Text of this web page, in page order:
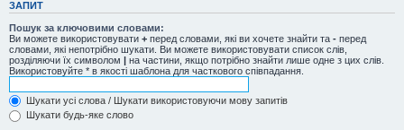
ЗАПИТ
Пошук за ключовими словами:
Ви можете використовувати + перед словами, які ви хочете знайти та - перед
словами, які непотрібно шукати. Ви можете використовувати список слів,
розділяючи їх символом | на частини, якщо потрібно знайти лише одне з цих слів.
Використовуйте * в якості шаблона для часткового співпадання.
Шукати усі слова / Шукати використовуючи мову запитів
Шукати будь-яке слово